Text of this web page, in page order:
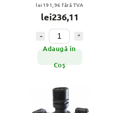
lei191,96 fără TVA
lei236,11
Adaugă în
Coş